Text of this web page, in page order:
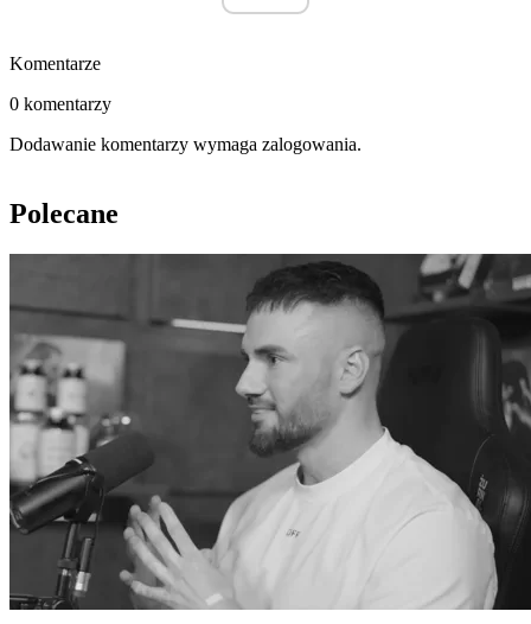
Komentarze
0 komentarzy
Dodawanie komentarzy wymaga zalogowania.
Polecane